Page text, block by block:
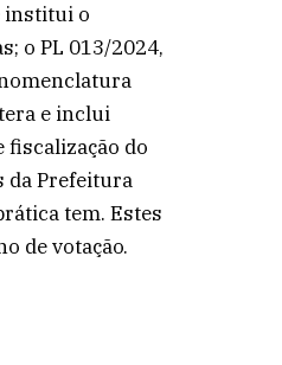
institui o
o PL 013/2024,
e inclui
fiscalização do
da Prefeitura
tem. Estes
de votação.